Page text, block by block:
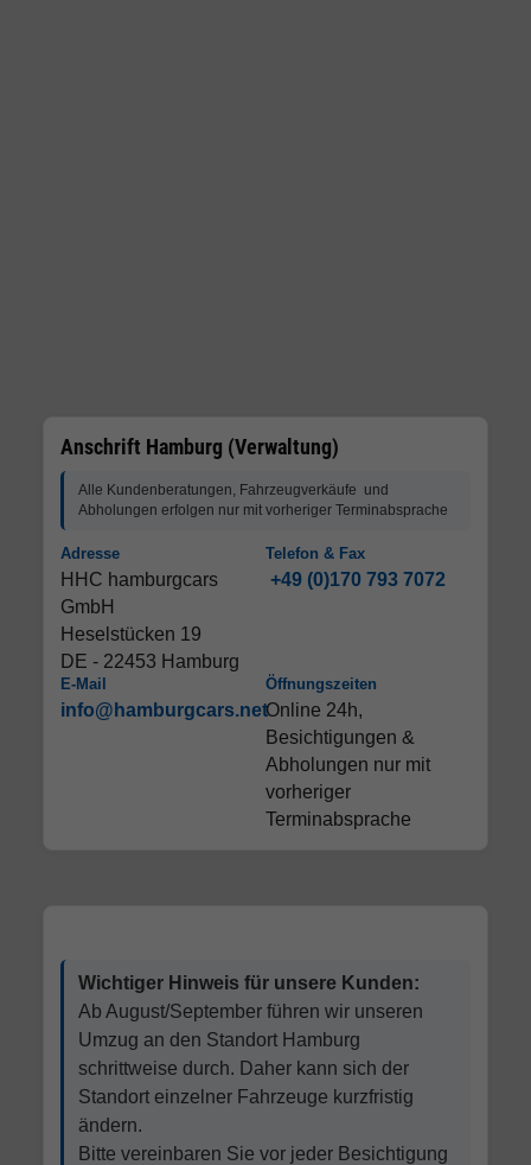
Anschrift Hamburg (Verwaltung)
Alle Kundenberatungen, Fahrzeugverkäufe und
Abholungen erfolgen nur mit vorheriger Terminabsprache
Adresse
HHC hamburgcars
GmbH
Heselstücken 19
DE - 22453 Hamburg
Telefon & Fax
+49 (0)170 793 7072
E-Mail
info@hamburgcars.net
Öffnungszeiten
Online 24h,
Besichtigungen &
Abholungen nur mit
vorheriger
Terminabsprache
Wichtiger Hinweis für unsere Kunden:
Ab August/September führen wir unseren
Umzug an den Standort Hamburg
schrittweise durch. Daher kann sich der
Standort einzelner Fahrzeuge kurzfristig
ändern.
Bitte vereinbaren Sie vor jeder Besichtigung